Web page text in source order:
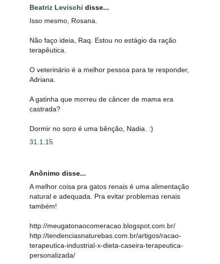
Beatriz Levischi disse...
Isso mesmo, Rosana.
Não faço ideia, Raq. Estou no estágio da ração
terapêutica.
O veterinário é a melhor pessoa para te responder,
Adriana.
A gatinha que morreu de câncer de mama era
castrada?
Dormir no soro é uma bênção, Nadia. :)
31.1.15
Anônimo disse...
A melhor coisa pra gatos renais é uma alimentação
natural e adequada. Pra evitar problemas renais
também!
http://meugatonaocomeracao.blogspot.com.br/
http://tendenciasnaturebas.com.br/artigos/racao-
terapeutica-industrial-x-dieta-caseira-terapeutica-
personalizada/